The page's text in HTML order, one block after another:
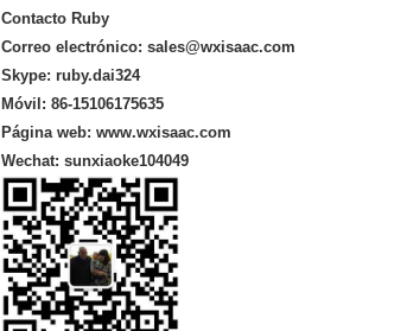
Contacto Ruby
Correo electrónico: sales@wxisaac.com
Skype: ruby.dai324
Móvil: 86-15106175635
Página web: www.wxisaac.com
Wechat: sunxiaoke104049